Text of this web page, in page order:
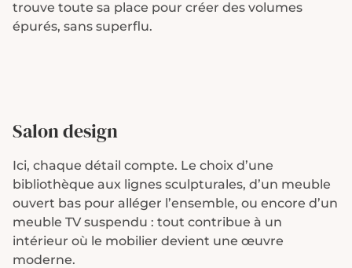
trouve toute sa place pour créer des volumes
épurés, sans superflu.
Salon design
Ici, chaque détail compte. Le choix d’une
bibliothèque aux lignes sculpturales, d’un meuble
ouvert bas pour alléger l’ensemble, ou encore d’un
meuble TV suspendu : tout contribue à un
intérieur où le mobilier devient une œuvre
moderne.